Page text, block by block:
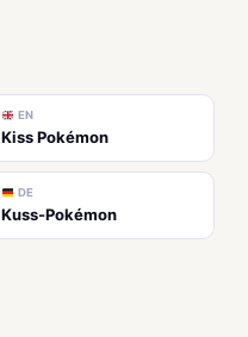
EN
Kiss Pokémon
DE
Kuss-Pokémon